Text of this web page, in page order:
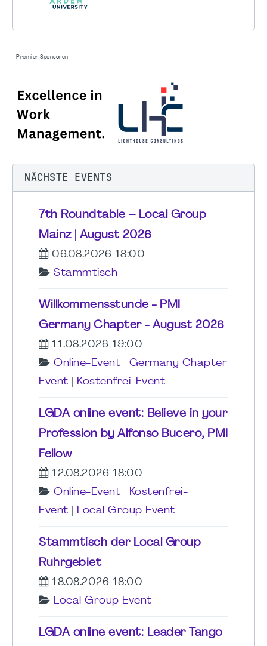
- Premier Sponsoren -
NÄCHSTE EVENTS
7th Roundtable – Local Group
Mainz | August 2026
06.08.2026 18:00
Stammtisch
Willkommensstunde - PMI
Germany Chapter - August 2026
11.08.2026 19:00
Online-Event
Germany Chapter
Event
Kostenfrei-Event
LGDA online event: Believe in your
Profession by Alfonso Bucero, PMI
Fellow
12.08.2026 18:00
Online-Event
Kostenfrei-
Event
Local Group Event
Stammtisch der Local Group
Ruhrgebiet
18.08.2026 18:00
Local Group Event
LGDA online event: Leader Tango